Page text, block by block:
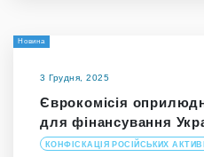
Новина
3 Грудня, 2025
Єврокомісія
для фінансування
КОНФІСКАЦІЯ РОСІЙСЬКИХ